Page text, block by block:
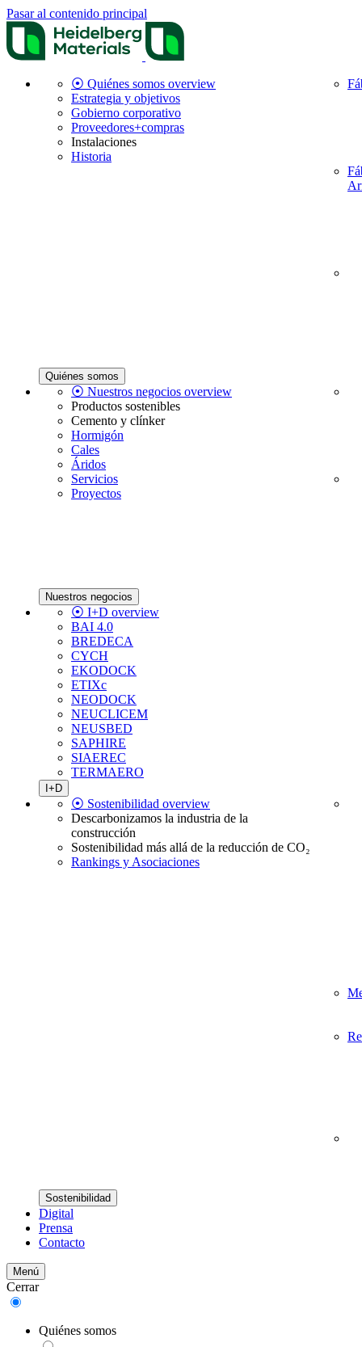
Pasar al contenido principal
⦿ Quiénes somos overview
Estrategia y objetivos
Gobierno corporativo
Proveedores+compras
Instalaciones
Historia
Quiénes somos
⦿ Nuestros negocios overview
Productos sostenibles
Cemento y clínker
Hormigón
Cales
Áridos
Servicios
Proyectos
Nuestros negocios
⦿ I+D overview
BAI 4.0
BREDECA
CYCH
EKODOCK
ETIXc
NEODOCK
NEUCLICEM
NEUSBED
SAPHIRE
SIAEREC
TERMAERO
I+D
⦿ Sostenibilidad overview
Descarbonizamos la industria de la
construcción
Sostenibilidad más allá de la reducción de CO₂
Rankings y Asociaciones
Sostenibilidad
Digital
Prensa
Contacto
Menú
Cerrar
Quiénes somos